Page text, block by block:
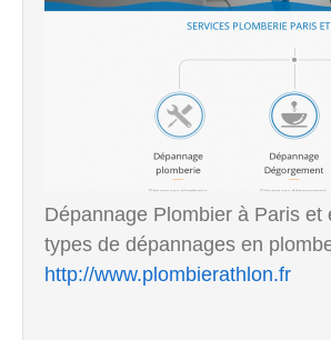
Dépannage Plombier à Paris et
types de dépannages en
http://www.plombierathlon.fr